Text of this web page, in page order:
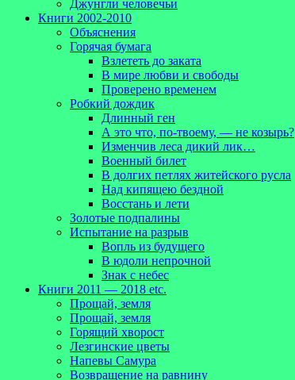
Джунгли человечьи
Книги 2002-2010
Объяснения
Горячая бумага
Взлететь до заката
В мире любви и свободы
Проверено временем
Робкий дождик
Длинный ген
А это что, по-твоему, — не козырь?
Изменчив леса дикий лик…
Военный билет
В долгих петлях житейского русла
Над кипящею бездной
Восстань и лети
Золотые подпалины
Испытание на разрыв
Вопль из будущего
В юдоли непрочной
Знак с небес
Книги 2011 — 2018 etc.
Прощай, земля
Прощай, земля
Горящий хворост
Лезгинские цветы
Напевы Самура
Возвращение на равнину